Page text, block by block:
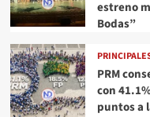
estreno
Bodas”
PRM
con
puntos a